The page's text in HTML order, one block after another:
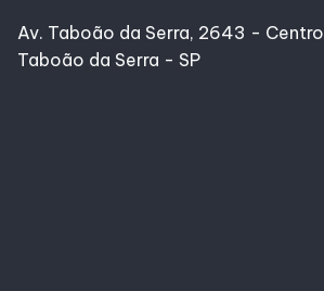
Av. Taboão da Serra, 2643 - Centro
Taboão da Serra - SP